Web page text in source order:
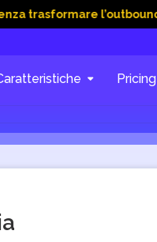
l’outbound in caos
Pricing